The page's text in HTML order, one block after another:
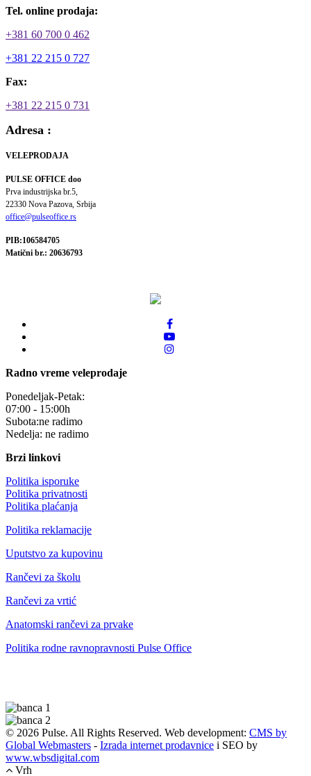
Tel. online prodaja:
+381 60 700 0 462
+381 22 215 0 727
Fax:
+381 22 215 0 731
Adresa :
VELEPRODAJA
PULSE OFFICE doo
Prva industrijska br.5,
22330 Nova Pazova, Srbija
office@pulseoffice.rs
PIB:106584705
Matični br.: 20636793
Radno vreme veleprodaje
Ponedeljak-Petak:
07:00 - 15:00h
Subota:ne radimo
Nedelja: ne radimo
Brzi linkovi
Politika isporuke
Politika privatnosti
Politika plaćanja
Politika reklamacije
Uputstvo za kupovinu
Rančevi za školu
Rančevi za vrtić
Anatomski rančevi za prvake
Politika rodne ravnopravnosti Pulse Office
© 2026 Pulse. All Rights Reserved. Web development: CMS by
Global Webmasters - Izrada internet prodavnice i SEO by
www.wbsdigital.com
Vrh